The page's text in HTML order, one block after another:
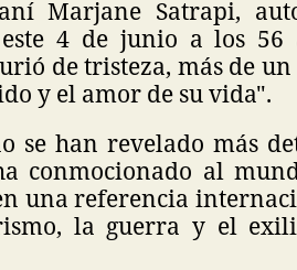
Marjane Satrapi,
este 4 de junio a los 56
de tristeza, más de un
y el amor de su vida".
se han revelado más
conmocionado al
una referencia
la guerra y el